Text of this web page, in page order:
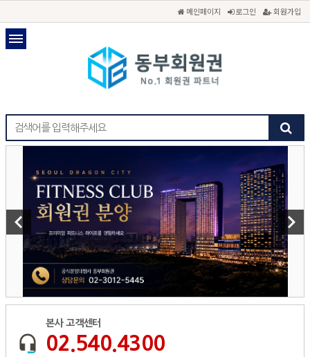
메인페이지 로그인 회원가입
keyboard_arrow_left keyboard_arrow_right
본사 고객센터
02.540.4300